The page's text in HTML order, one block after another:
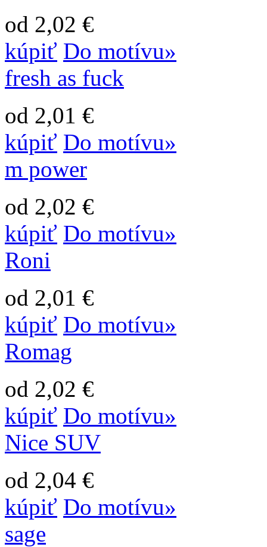
od 2,02 €
kúpiť Do motívu»
fresh as fuck
od 2,01 €
kúpiť Do motívu»
m power
od 2,02 €
kúpiť Do motívu»
Roni
od 2,01 €
kúpiť Do motívu»
Romag
od 2,02 €
kúpiť Do motívu»
Nice SUV
od 2,04 €
kúpiť Do motívu»
sage